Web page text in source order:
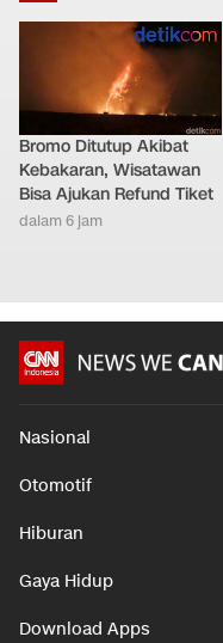
Bromo Ditutup Akibat
Kebakaran, Wisatawan
Bisa Ajukan Refund Tiket
dalam 6 jam
Nasional
Otomotif
Hiburan
Gaya Hidup
Download Apps